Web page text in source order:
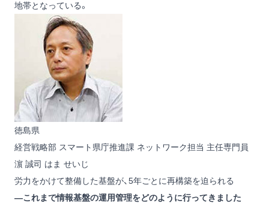
地帯となっている。
徳島県
経営戦略部 スマート県庁推進課 ネットワーク担当 主任専門員
濵 誠司 はま せいじ
労力をかけて整備した基盤が、5年ごとに再構築を迫られる
―これまで情報基盤の運用管理をどのように行ってきました